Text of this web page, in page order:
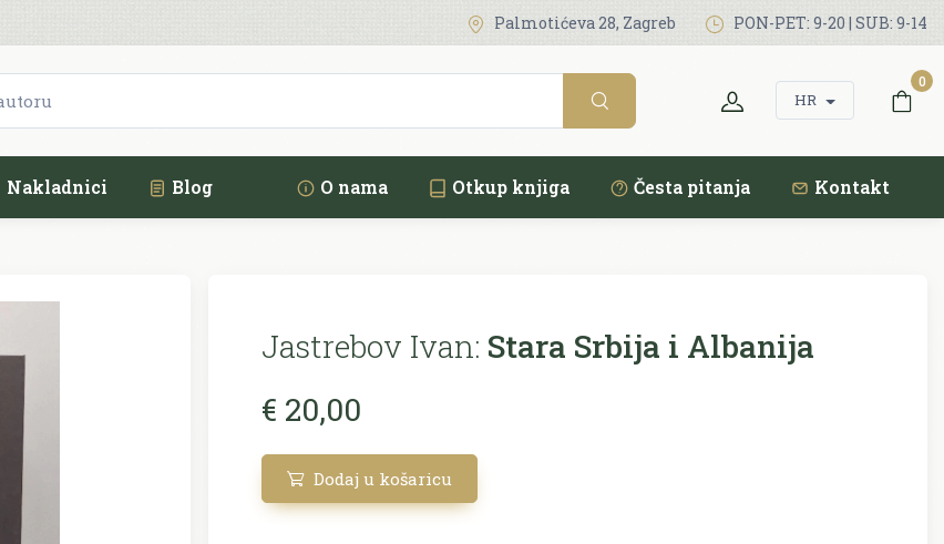
Palmotićeva 28, Zagreb PON-PET: 9-20 | SUB: 9-14
HR
0
Nakladnici Blog O nama Otkup knjiga Česta pitanja Kontakt
Jastrebov Ivan: Stara Srbija i Albanija
€ 20,00
Dodaj u košaricu